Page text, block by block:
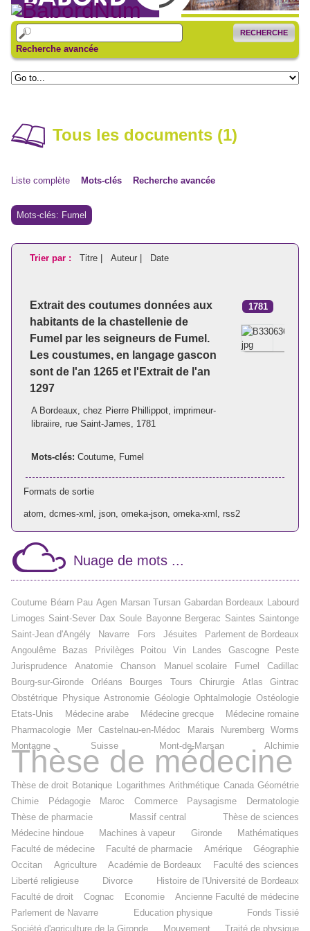
RECHERCHE
Recherche avancée
Tous les documents (1)
Liste complète Mots-clés Recherche avancée
Mots-clés: Fumel
Trier par : Titre | Auteur | Date
Extrait des coutumes données aux
habitants de la chastellenie de
Fumel par les seigneurs de Fumel.
Les coustumes, en langage gascon
sont de l'an 1265 et l'Extrait de l'an
1297
1781
A Bordeaux, chez Pierre Phillippot, imprimeur-
libraiire, rue Saint-James, 1781
Mots-clés: Coutume, Fumel
Formats de sortie
atom dcmes-xml json, omeka-json, omeka-xml rss2
Nuage de mots ...
Coutume Béarn Pau Agen Marsan Tursan Gabardan Bordeaux Labourd
Limoges Saint-Sever Dax Soule Bayonne Bergerac Saintes Saintonge
Saint-Jean d'Angély
Navarre Fors Jésuites
Parlement de Bordeaux
Angoulême
Bazas Privilèges Poitou Vin Landes Gascogne
Peste
Jurisprudence
Anatomie Chanson Manuel scolaire Fumel
Cadillac
Bourg-sur-Gironde
Orléans Bourges Tours Chirurgie Atlas
Gintrac
Obstétrique Physique Astronomie Géologie Ophtalmologie Ostéologie
Etats-Unis
Médecine arabe Médecine grecque
Médecine romaine
Pharmacologie
Mer Castelnau-en-Médoc Marais Nuremberg
Worms
Montagne
Suisse Mont-de-Marsan Alchimie
Thèse de médecine
Thèse de droit Botanique Logarithmes Arithmétique Canada Géométrie
Chimie
Pédagogie Maroc Commerce Paysagisme
Dermatologie
Thèse de pharmacie
Massif central
Thèse de sciences
Médecine hindoue
Machines à vapeur Gironde
Mathématiques
Faculté de médecine
Faculté de pharmacie Amérique
Géographie
Occitan
Agriculture Académie de Bordeaux
Faculté des sciences
Liberté religieuse
Divorce
Histoire de l'Université de Bordeaux
Faculté de droit
Cognac Economie
Ancienne Faculté de médecine
Parlement de Navarre
Education physique
Fonds Tissié
Société d'agriculture de la Gironde
Mouvement Traité de physique